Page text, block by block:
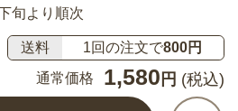
旬より順次
送料 1回の注文で800円
通常価格
1,580 円 (税込)